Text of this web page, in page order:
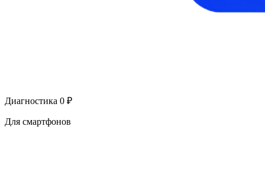
Диагностика 0 ₽
Для смартфонов